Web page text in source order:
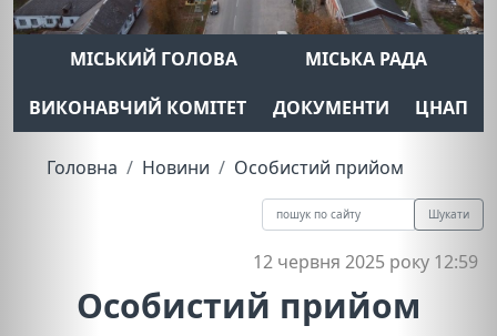
МІСЬКИЙ ГОЛОВА
МІСЬКА РАДА
ВИКОНАВЧИЙ КОМІТЕТ
ДОКУМЕНТИ ЦНАП
Головна Новини Особистий прийом
Шукати
12 червня 2025 року 12:59
Особистий прийом